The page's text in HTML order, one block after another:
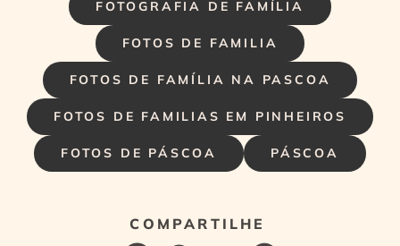
FOTOGRAFIA DE FAMÍLIA
FOTOS DE FAMILIA
FOTOS DE FAMÍLIA NA PASCOA
FOTOS DE FAMILIAS EM PINHEIROS
FOTOS DE PÁSCOA PÁSCOA